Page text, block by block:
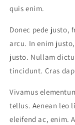
quis enim.
Donec pede
arcu. In enim
justo. Nullam
tincidunt. Cras
Vivamus
tellus. Aenean leo
eleifend ac, enim.